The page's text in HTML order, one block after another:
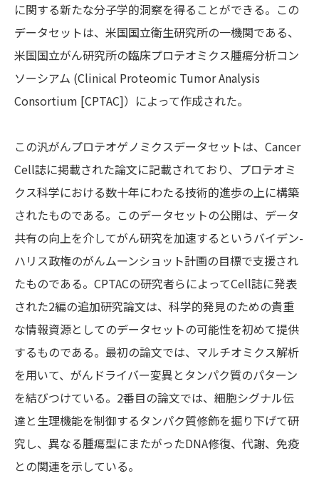
に関する新たな分子学的洞察を得ることができる。この
データセットは、米国国立衛生研究所の一機関である、
米国国立がん研究所の臨床プロテオミクス腫瘍分析コン
ソーシアム (Clinical Proteomic Tumor Analysis
Consortium [CPTAC]）によって作成された。
この汎がんプロテオゲノミクスデータセットは、Cancer
Cell誌に掲載された論文に記載されており、プロテオミ
クス科学における数十年にわたる技術的進歩の上に構築
されたものである。このデータセットの公開は、データ
共有の向上を介してがん研究を加速するというバイデン-
ハリス政権のがんムーンショット計画の目標で支援され
たものである。CPTACの研究者らによってCell誌に発表
された2編の追加研究論文は、科学的発見のための貴重
な情報資源としてのデータセットの可能性を初めて提供
するものである。最初の論文では、マルチオミクス解析
を用いて、がんドライバー変異とタンパク質のパターン
を結びつけている。2番目の論文では、細胞シグナル伝
達と生理機能を制御するタンパク質修飾を掘り下げて研
究し、異なる腫瘍型にまたがったDNA修復、代謝、免疫
との関連を示している。